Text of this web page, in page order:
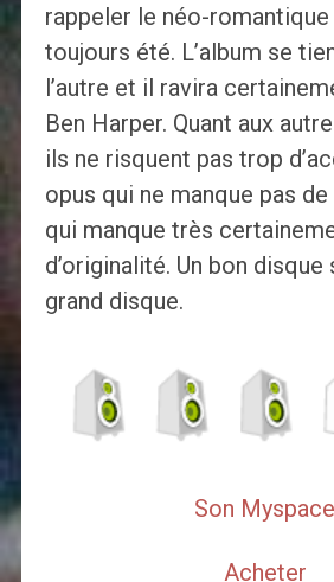
rappeler le néo-romantique
toujours été. L’album se
l’autre et il ravira
Ben Harper. Quant aux
ils ne risquent pas trop
opus qui ne manque pas
qui manque très
d’originalité. Un bon disque
grand disque.
Son Myspace
Acheter